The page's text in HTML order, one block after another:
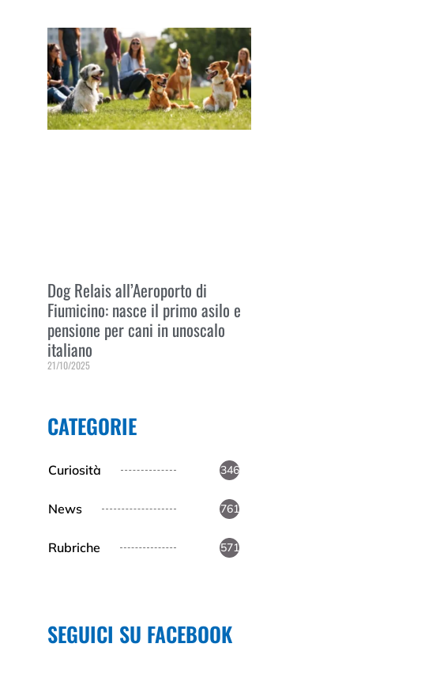
Dog Relais all’Aeroporto di
Fiumicino: nasce il primo asilo e
pensione per cani in unoscalo
italiano
21/10/2025
CATEGORIE
Curiosità 346
News 761
Rubriche 571
SEGUICI SU FACEBOOK